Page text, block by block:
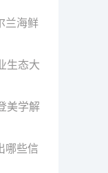
兰海鲜
生态大
美学解
哪些信